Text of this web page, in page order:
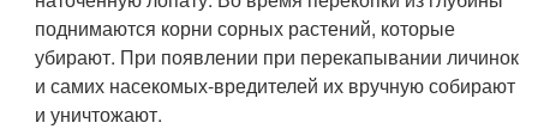
поднимаются корни сорных растений, которые
убирают. При появлении при перекапывании личинок
и самих насекомых-вредителей их вручную собирают
и уничтожают.